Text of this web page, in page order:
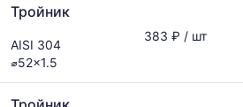
Тройник
AISI 304
⌀52x1.5
383 ₽ / шт